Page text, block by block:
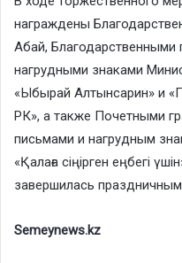
награждены
Абай,
нагрудными знаками
«Ыбырай Алтынсарин» и
РК», а также Почетными
письмами и нагрудным
«Қалаға сіңірген еңбегі
завершилась
Semeynews.kz